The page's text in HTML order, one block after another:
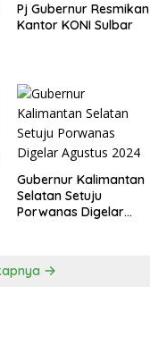
Pj Gubernur Resmikan
Kantor KONI Sulbar
Gubernur Kalimantan
Selatan Setuju
Porwanas Digelar